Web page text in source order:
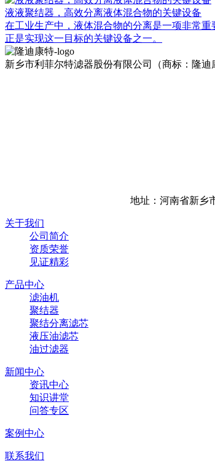
液液聚结器，高效分离液体混合物的关键设备
在工业生产中，液体混合物的分离是一项非常
正是实现这一目标的关键设备之一。
新乡市利菲尔特滤器股份有限公司（商标：隆迪
地址：河南省新乡
关于我们
公司简介
资质荣誉
见证精彩
产品中心
滤油机
聚结器
聚结分离滤芯
液压油滤芯
油过滤器
新闻中心
资讯中心
知识讲堂
问答专区
案例中心
联系我们